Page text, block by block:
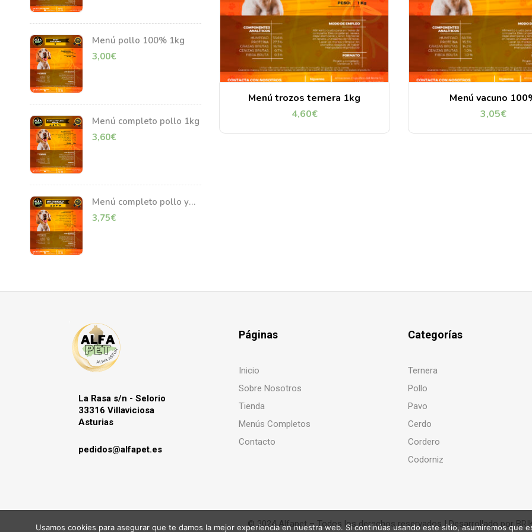
Menú pollo 100% 1kg
3,00€
Menú completo pollo 1kg
3,60€
Menú completo pollo y
ternera 1kg
3,75€
Menú trozos ternera 1kg
4,60€
Menú vacuno
3,05€
La Rasa s/n - Selorio
33316 Villaviciosa
Asturias
pedidos@alfapet.es
Páginas
Inicio
Sobre Nosotros
Tienda
Menús Completos
Contacto
Categorías
Ternera
Pollo
Pavo
Cerdo
Cordero
Codorniz
© 2024 Alfapet – Todos los derechos reservados | Desarrollado por
Usamos cookies para asegurar que te damos la mejor experiencia en nuestra web. Si continúas usando este sitio, asumiremos que